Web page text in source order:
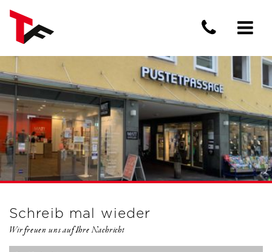
Schreib mal wieder
Wir freuen uns auf Ihre Nachricht